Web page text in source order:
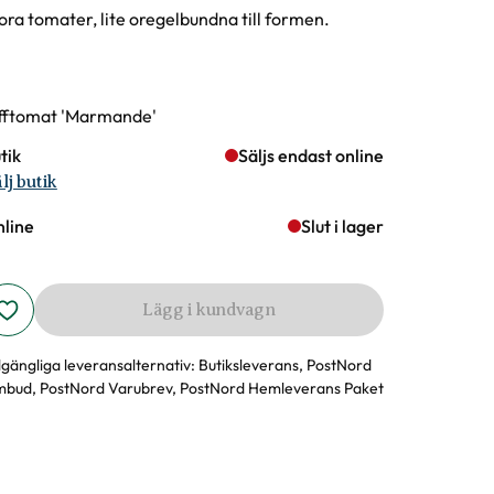
tomater, lite oregelbundna till formen.
'Marmande'
Säljs endast online
butik
Slut i lager
Lägg i kundvagn
leveransalternativ: Butiksleverans, PostNord
PostNord Varubrev, PostNord Hemleverans Paket